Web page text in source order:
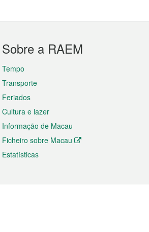
Sobre a RAEM
Tempo
Transporte
Feriados
Cultura e lazer
Informação de Macau
Ficheiro sobre Macau
Estatísticas